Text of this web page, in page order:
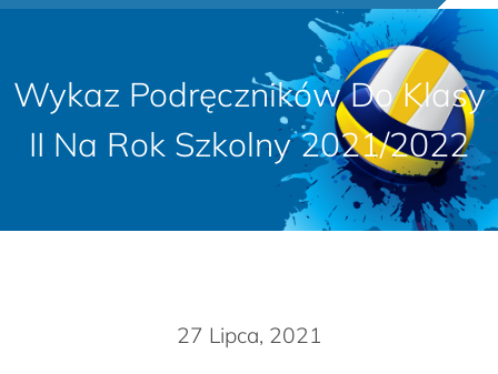
Wykaz Podręczników Do Klasy
II Na Rok Szkolny 2021/2022
27 Lipca, 2021